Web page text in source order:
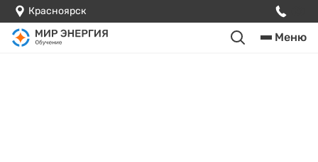
Красноярск
Меню